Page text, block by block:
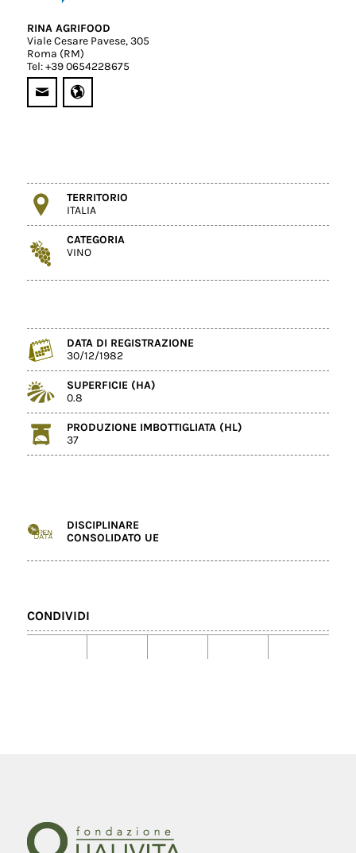
RINA AGRIFOOD
Viale Cesare Pavese, 305
Roma (RM)
Tel: +39 0654228675
TERRITORIO
ITALIA
CATEGORIA
VINO
DATA DI REGISTRAZIONE
30/12/1982
SUPERFICIE (HA)
0.8
PRODUZIONE IMBOTTIGLIATA (HL)
37
DISCIPLINARE
CONSOLIDATO UE
CONDIVIDI